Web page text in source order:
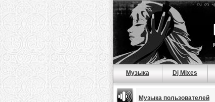
Музыка Dj Mixes
Музыка пользователей